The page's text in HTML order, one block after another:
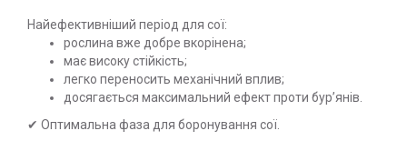
Найефективніший період для сої:
рослина вже добре вкорінена;
має високу стійкість;
легко переносить механічний вплив;
досягається максимальний ефект проти бур’янів.
✔ Оптимальна фаза для боронування сої.